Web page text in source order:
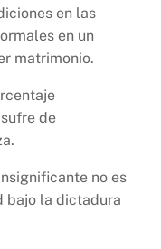
en las
en un
matrimonio.
de
no es
bajo la dictadura